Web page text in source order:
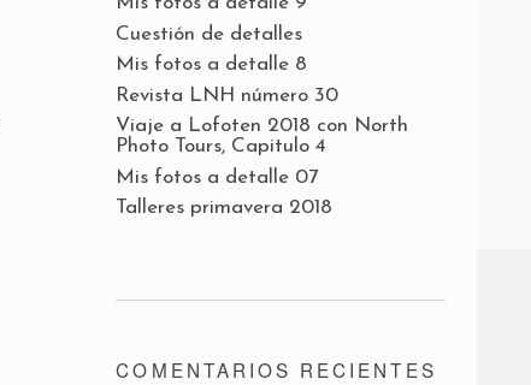
Cuestión de detalles
Mis fotos a detalle 8
Revista LNH número 30
Viaje a Lofoten 2018 con North
Photo Tours, Capitulo 4
Mis fotos a detalle 07
Talleres primavera 2018
COMENTARIOS RECIENTES